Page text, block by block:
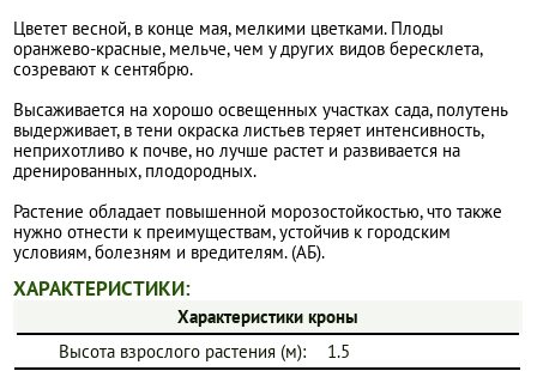
Цветет весной, в конце мая, мелкими цветками. Плоды
оранжево-красные, мельче, чем у других видов бересклета,
созревают к сентябрю.
Высаживается на хорошо освещенных участках сада, полутень
выдерживает, в тени окраска листьев теряет интенсивность,
неприхотливо к почве, но лучше растет и развивается на
дренированных, плодородных.
Растение обладает повышенной морозостойкостью, что также
нужно отнести к преимуществам, устойчив к городским
условиям, болезням и вредителям. (АБ).
ХАРАКТЕРИСТИКИ:
Характеристики кроны
Высота взрослого растения (м):
1.5